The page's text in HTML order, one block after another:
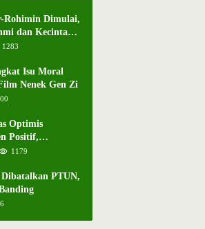
Rohimin Dimulai,
dan Kecintaan
1283
Isu Moral
Nenek Gen Zi
Optimis
Positif,
ke-57 di
1179
PTUN,